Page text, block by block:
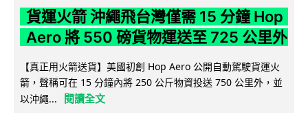
貨運火箭 沖繩飛台灣僅需 15 分鐘 Hop
Aero 將 550 磅貨物運送至 725 公里外
【真正用火箭送貨】美國初創 Hop Aero 公開自動駕駛貨運火
箭，聲稱可在 15 分鐘內將 250 公斤物資投送 750 公里外，並
以沖繩...
閱讀全文